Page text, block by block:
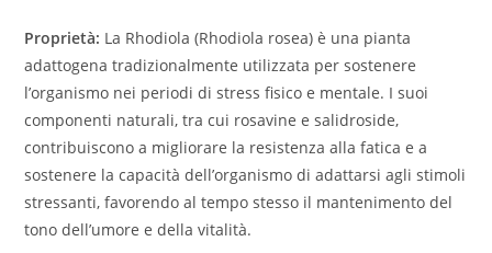
Proprietà: La Rhodiola (Rhodiola rosea) è una pianta
adattogena tradizionalmente utilizzata per sostenere
l’organismo nei periodi di stress fisico e mentale. I suoi
componenti naturali, tra cui rosavine e salidroside,
contribuiscono a migliorare la resistenza alla fatica e a
sostenere la capacità dell’organismo di adattarsi agli stimoli
stressanti, favorendo al tempo stesso il mantenimento del
tono dell’umore e della vitalità.